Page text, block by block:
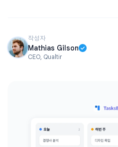
작성자
Mathias Gilson
CEO, Qualtir